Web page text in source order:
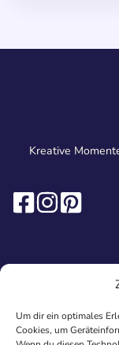
Um dir ein optimales
Cookies, um
Kreative